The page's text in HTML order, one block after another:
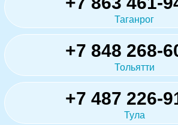
Таганрог
+7 848 268-
Тольятти
+7 487 226-
Тула